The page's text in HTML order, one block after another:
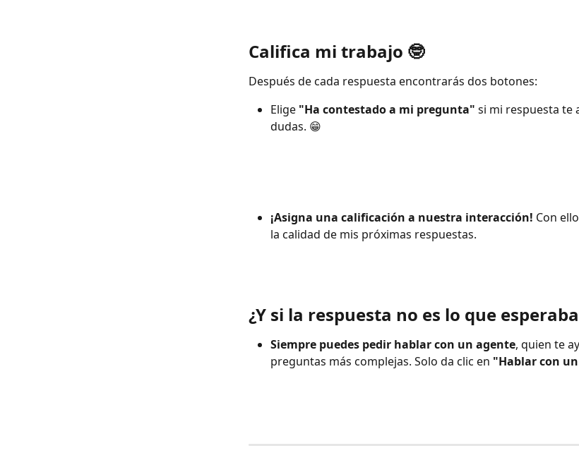
Califica mi trabajo 🤓
Después de cada respuesta encontrarás dos botones:
Elige "Ha contestado a mi pregunta" si mi respuesta te
dudas. 😁
¡Asigna una calificación a nuestra interacción! Con
la calidad de mis próximas respuestas.
¿Y si la respuesta no es lo que
Siempre puedes pedir hablar con un agente, quien te
preguntas más complejas. Solo da clic en "Hablar con